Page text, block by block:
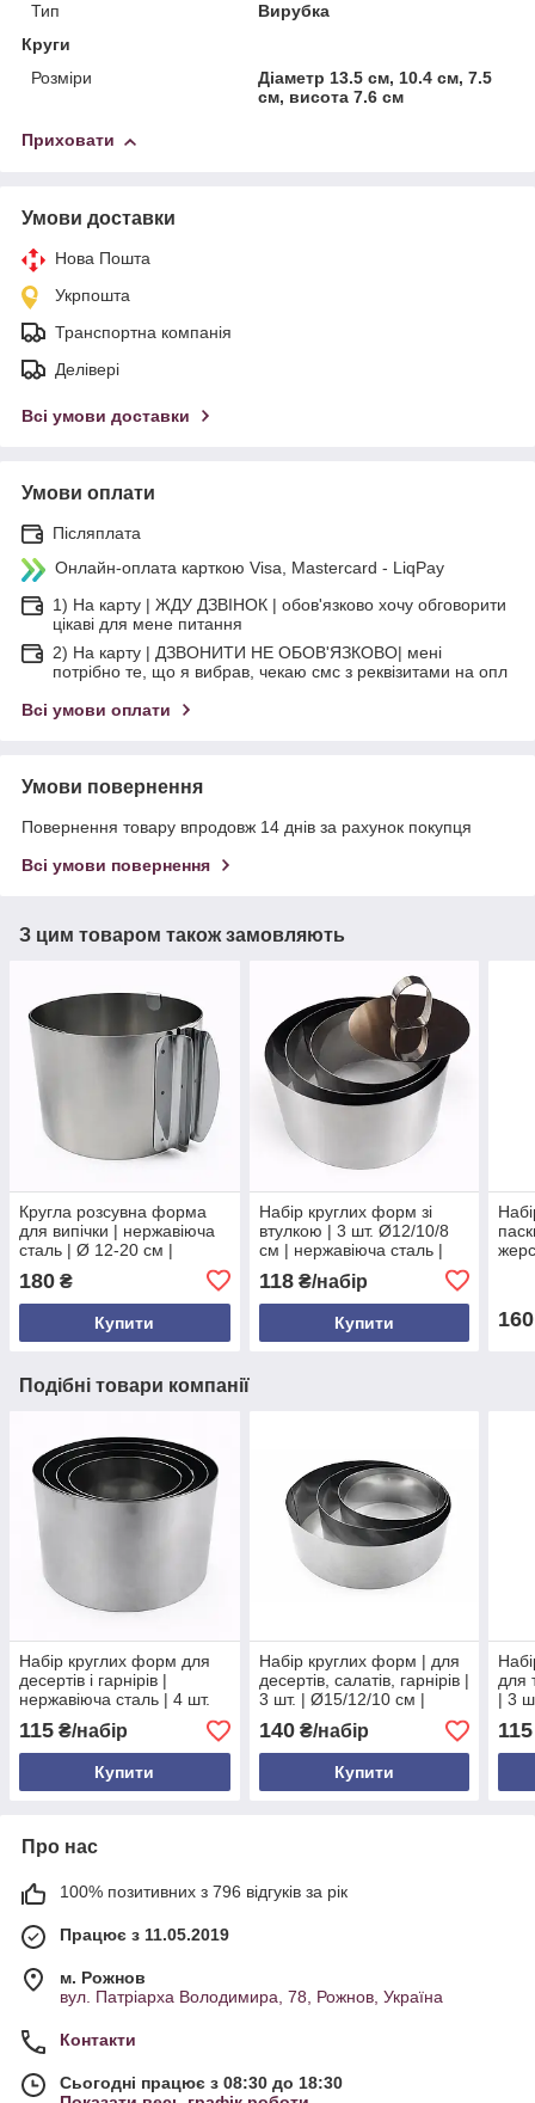
Тип
Вирубка
Круги
Розміри
Діаметр 13.5 см, 10.4 см, 7.5
см, висота 7.6 см
Приховати
Умови доставки
Нова Пошта
Укрпошта
Транспортна компанія
Делівері
Всі умови доставки
Умови оплати
Післяплата
Онлайн-оплата карткою Visa, Mastercard - LiqPay
1) На карту | ЖДУ ДЗВІНОК | обов'язково хочу обговорити
цікаві для мене питання
2) На карту | ДЗВОНИТИ НЕ ОБОВ'ЯЗКОВО| мені
потрібно те, що я вибрав, чекаю смс з реквізитами на опл
Всі умови оплати
Умови повернення
Повернення товару впродовж 14 днів за рахунок покупця
Всі умови повернення
З цим товаром також замовляють
Кругла розсувна форма
для випічки | нержавіюча
сталь | Ø 12-20 см |
розсувна | міцна і
універсальна
180 ₴
Купити
Набір круглих форм зі
втулкою | 3 шт. Ø12/10/8
см | нержавіюча сталь |
висота 4.9 см | для тортів,
салатів, десертів
118₴/набір
Купити 160
Подібні товари компанії
Набір круглих форм для
десертів і гарнірів |
нержавіюча сталь | 4 шт.
Ø10.5/9/8/6.2 см | висота
6,8 см
115 ₴/набір
Купити
Набір круглих форм | для
десертів, салатів, гарнірів |
3 шт. | Ø15/12/10 см |
висота 4,8 см |
нержавіюча сталь |
універсальні
140₴/набір
Купити
для
| 3
12
4.7
115
Про нас
100% позитивних з 796 відгуків за рік
Працює з 11.05.2019
м. Рожнов
вул. Патріарха Володимира, 78, Рожнов, Україна
Контакти
Сьогодні працює з 08:30 до 18:30